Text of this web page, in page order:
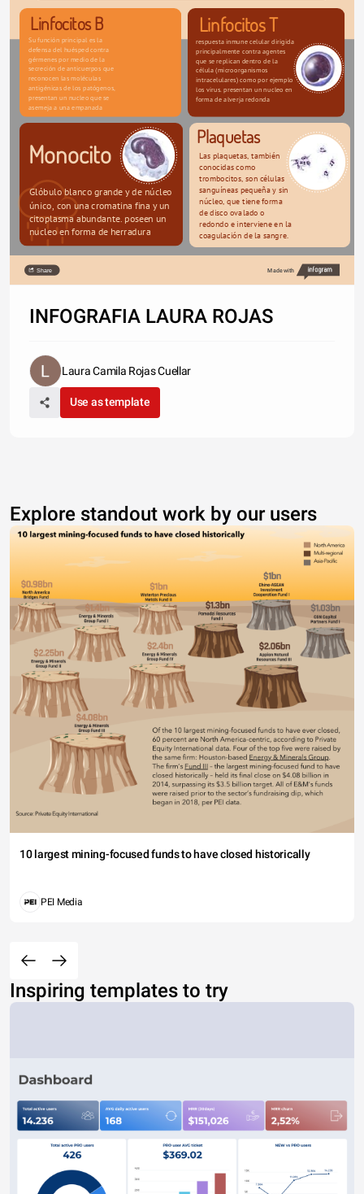
Linfocitos B Linfocitos T
Su función principal es la
defensa del huésped contra
gérmenes por medio de la
secreción de anticuerpos que
reconocen las moléculas
antigénicas de los patógenos,
presentan un nucleo que se
asemeja a una empanada
respuesta inmune celular dirigida
principalmente contra agentes
que se replican dentro de la
célula (microorganismos
intracelulares) como por ejemplo
los virus. presentan un nucleo en
forma de alverja redonda
Plaquetas
Monocito
Las plaquetas, también
conocidas como
trombocitos, son células
sanguíneas pequeña y sin
núcleo, que tiene forma
de disco ovalado o
redondo e interviene en la
coagulación de la sangre.
Glóbulo blanco grande y de núcleo
único, con una cromatina fina y un
citoplasma abundante. poseen un
nucleo en forma de herradura
Share Made with
INFOGRAFIA LAURA ROJAS
Laura Camila Rojas Cuellar
Use as template
Explore standout work by our users
10 largest mining-focused funds to have closed historically
PEI Media
Inspiring templates to try